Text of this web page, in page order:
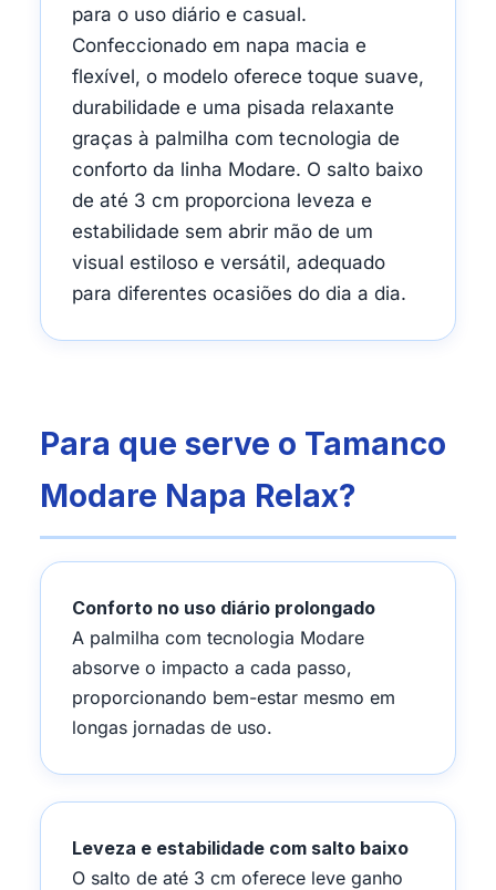
para o uso diário e casual.
Confeccionado em napa macia e
flexível, o modelo oferece toque suave,
durabilidade e uma pisada relaxante
graças à palmilha com tecnologia de
conforto da linha Modare. O salto baixo
de até 3 cm proporciona leveza e
estabilidade sem abrir mão de um
visual estiloso e versátil, adequado
para diferentes ocasiões do dia a dia.
Para que serve o Tamanco
Modare Napa Relax?
Conforto no uso diário prolongado
A palmilha com tecnologia Modare
absorve o impacto a cada passo,
proporcionando bem-estar mesmo em
longas jornadas de uso.
Leveza e estabilidade com salto baixo
O salto de até 3 cm oferece leve ganho